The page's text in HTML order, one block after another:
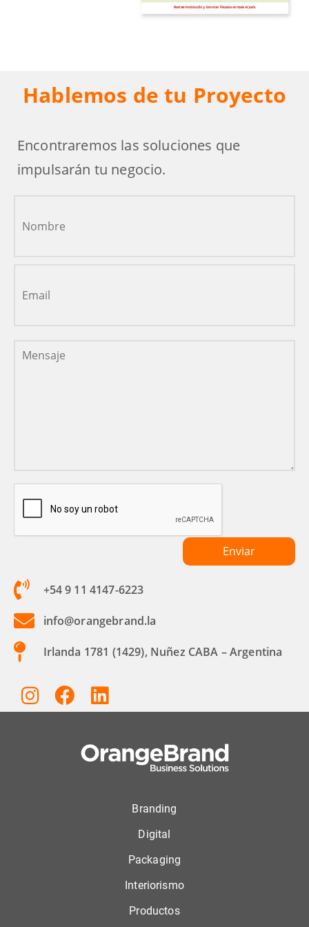
Hablemos de tu Proyecto
Encontraremos las soluciones que
impulsarán tu negocio.
+54 9 11 4147-6223
info@orangebrand.la
Irlanda 1781 (1429), Nuñez CABA – Argentina
Branding
Digital
Packaging
Interiorismo
Productos